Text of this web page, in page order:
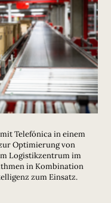
Telefónica in einem
Optimierung von
Logistikzentrum im
in Kombination
zum Einsatz.